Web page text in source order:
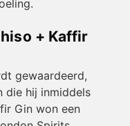
+ Kaffir
gewaardeerd,
die hij inmiddels
Gin won een